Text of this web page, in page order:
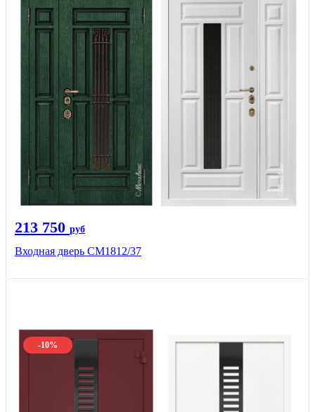
213 750 руб
Входная дверь СМ1812/37
-10%